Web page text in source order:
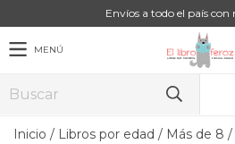
Envíos a todo el país
MENÚ
Inicio / Libros por edad / Más de 8 /